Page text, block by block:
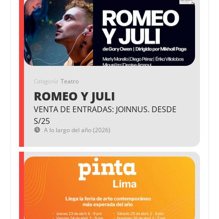
Categoría Teatro
ROMEO Y JULI
VENTA DE ENTRADAS: JOINNUS. DESDE
S/25
A lo largo del año (2026)